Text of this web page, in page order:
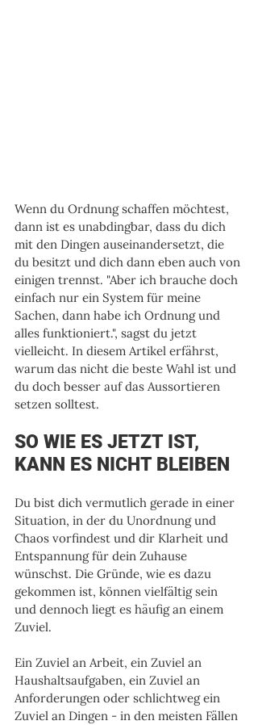
Wenn du Ordnung schaffen möchtest,
dann ist es unabdingbar, dass du dich
mit den Dingen auseinandersetzt, die
du besitzt und dich dann eben auch von
einigen trennst. "Aber ich brauche doch
einfach nur ein System für meine
Sachen, dann habe ich Ordnung und
alles funktioniert.", sagst du jetzt
vielleicht. In diesem Artikel erfährst,
warum das nicht die beste Wahl ist und
du doch besser auf das Aussortieren
setzen solltest.
SO WIE ES JETZT IST,
KANN ES NICHT BLEIBEN
Du bist dich vermutlich gerade in einer
Situation, in der du Unordnung und
Chaos vorfindest und dir Klarheit und
Entspannung für dein Zuhause
wünschst. Die Gründe, wie es dazu
gekommen ist, können vielfältig sein
und dennoch liegt es häufig an einem
Zuviel.
Ein Zuviel an Arbeit, ein Zuviel an
Haushaltsaufgaben, ein Zuviel an
Anforderungen oder schlichtweg ein
Zuviel an Dingen - in den meisten Fällen